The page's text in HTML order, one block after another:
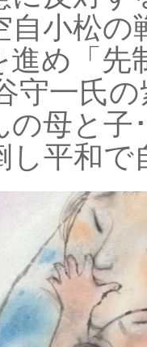
自小松
進め「
守一氏
の母と子
し平和